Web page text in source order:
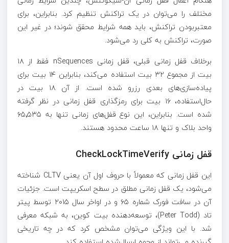
مختلف را می‌توان در یک تراکنش تنظیم کرد. بنابراین، برای
معتبربودن تراکنش، باید همه شرایط محقق شوند؛ در غیر این
صورت، تراکنش به کلی رد می‌شود.
برخلاف قفل زمانی قبلی، قفل زمانی nSequences فقط از ۱۸
بیت از مجموع ۳۲ بیت استفاده می‌کند، بنابراین ۱۴ بیت برای
پیاده‌سازی‌های بعدی رزرو شده است. از آن ۱۸ بیت در
حال‌استفاده، ۱۶ بیت برای رمزگذاری قفل زمانی در نظر گرفته
شده است. بنابراین، این نوع قفل‌های زمانی تنها به ۶۵٬۵۳۵
واحد بلاک و تنها ۱۸ ساعت محدود هستند.
قفل زمانی CheckLockTimeVerify
این قفل زمانی که معمولاً با حروف اول آن یعنی CLTV شناخته
می‌شود، یک قفل زمانی مطلق در سطح اسکریپت است. جزئیات
آن در سافت فورک شماره ۶۵ و در اواخر سال ۲۰۱۵ توسط پیتر
تاد (Peter Todd)، توسعه‌دهنده بیت کوین، به شبکه معرفی
شد. با این ویژگی می‌توان مشخص کرد که در چه تاریخی